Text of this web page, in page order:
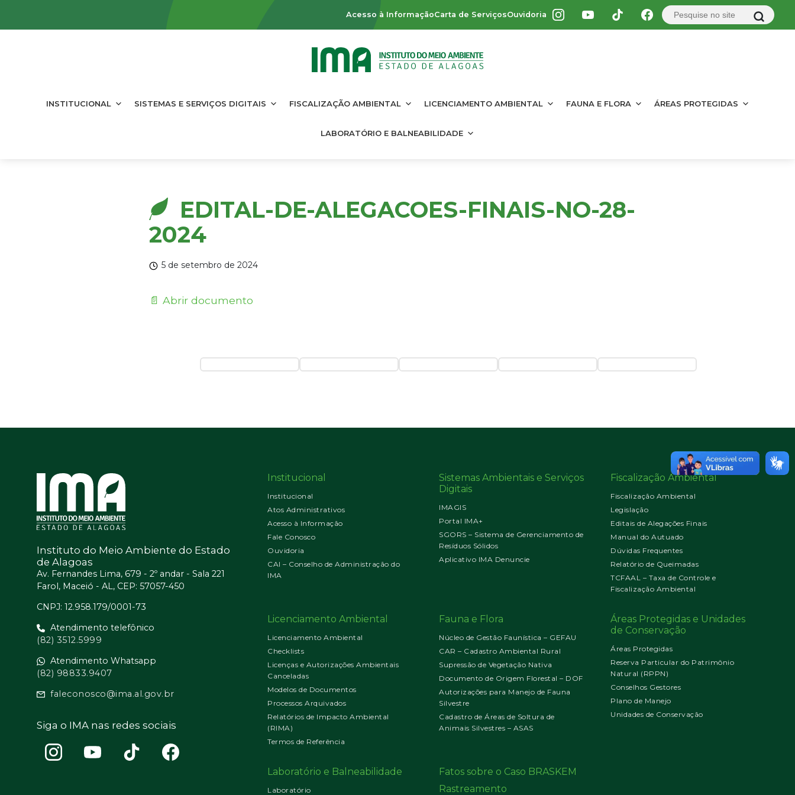
Acesso à InformaçãoCarta de ServiçosOuvidoria
INSTITUCIONAL SISTEMAS E SERVIÇOS DIGITAIS FISCALIZAÇÃO AMBIENTAL LICENCIAMENTO AMBIENTAL FAUNA E FLORA ÁREAS PROTEGIDAS
LABORATÓRIO E BALNEABILIDADE
EDITAL-DE-ALEGACOES-FINAIS-NO-28-
2024
5 de setembro de 2024
📄 Abrir documento
Instituto do Meio Ambiente do Estado
de Alagoas
Av. Fernandes Lima, 679 - 2º andar - Sala 221
Farol, Maceió - AL, CEP: 57057-450
CNPJ: 12.958.179/0001-73
Atendimento telefônico
(82) 3512.5999
Atendimento Whatsapp
(82) 98833.9407
faleconosco@ima.al.gov.br
Siga o IMA nas redes sociais
Institucional
Institucional
Atos Administrativos
Acesso à Informação
Fale Conosco
Ouvidoria
CAI – Conselho de Administração do
IMA
Sistemas Ambientais e Serviços
Digitais
IMAGIS
Portal IMA+
SGORS – Sistema de Gerenciamento de
Resíduos Sólidos
Aplicativo IMA Denuncie
Fiscalização Ambiental
Fiscalização Ambiental
Legislação
Editais de Alegações Finais
Manual do Autuado
Dúvidas Frequentes
Relatório de Queimadas
TCFAAL – Taxa de Controle e
Fiscalização Ambiental
Licenciamento Ambiental
Licenciamento Ambiental
Checklists
Licenças e Autorizações Ambientais
Canceladas
Modelos de Documentos
Processos Arquivados
Relatórios de Impacto Ambiental
(RIMA)
Termos de Referência
Fauna e Flora
Núcleo de Gestão Faunística – GEFAU
CAR – Cadastro Ambiental Rural
Supressão de Vegetação Nativa
Documento de Origem Florestal – DOF
Autorizações para Manejo de Fauna
Silvestre
Cadastro de Áreas de Soltura de
Animais Silvestres – ASAS
Áreas Protegidas e Unidades
de Conservação
Áreas Protegidas
Reserva Particular do Patrimônio
Natural (RPPN)
Conselhos Gestores
Plano de Manejo
Unidades de Conservação
Laboratório e Balneabilidade
Laboratório
Fatos sobre o Caso BRASKEM
Rastreamento